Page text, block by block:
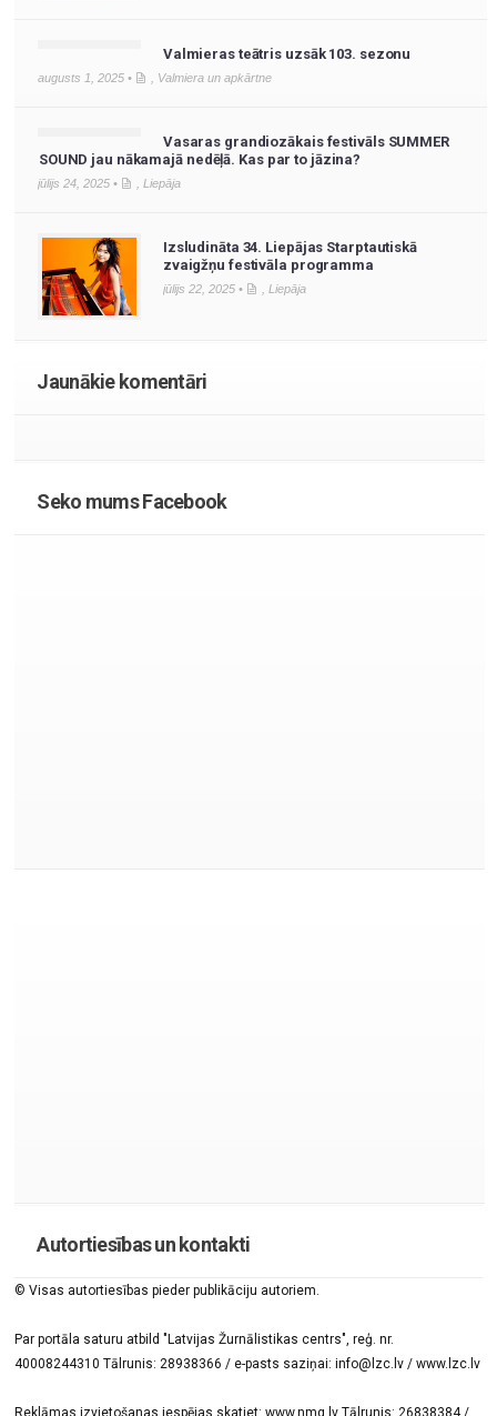
Valmieras teātris uzsāk 103. sezonu
augusts 1, 2025 • Valmiera un apkārtne
Vasaras grandiozākais festivāls SUMMER
SOUND jau nākamajā nedēļā. Kas par to jāzina?
jūlijs 24, 2025 • Liepāja
Izsludināta 34. Liepājas Starptautiskā
zvaigžņu festivāla programma
jūlijs 22, 2025 • Liepāja
Jaunākie komentāri
Seko mums Facebook
Autortiesības un kontakti
© Visas autortiesības pieder publikāciju autoriem.
Par portāla saturu atbild "Latvijas Žurnālistikas centrs", reģ. nr.
40008244310 Tālrunis: 28938366 / e-pasts saziņai: info@lzc.lv / www.lzc.lv
Reklāmas izvietošanas iespējas skatiet: www.nmg.lv Tālrunis: 26838384 /